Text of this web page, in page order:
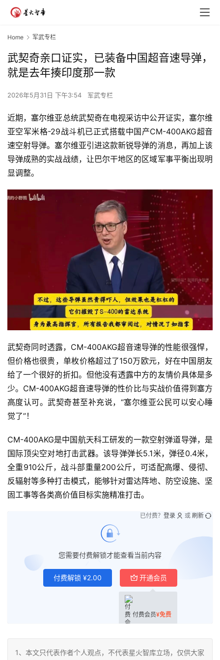
Home 军武专栏
武契奇亲口证实，已装备中国超音速导弹，
就是去年揍印度那一款
2026年5月31日 下午3:54 军武专栏
近期，塞尔维亚总统武契奇在电视采访中公开证实，塞尔维
亚空军米格-29战斗机已正式搭载中国产CM-400AKG超音
速空射导弹。塞尔维亚引进这款新锐导弹的消息，再加上该
导弹成熟的实战战绩，让巴尔干地区的区域军事平衡出现明
显调整。
武契奇同时透露，CM-400AKG超音速导弹的性能很强悍，
但价格也很贵，单枚价格超过了150万欧元，好在中国朋友
给了一个很好的折扣。但他没有透露中方的友情价具体是多
少。CM-400AKG超音速导弹的性价比与实战价值得到塞方
高度认可。武契奇甚至补充说，“塞尔维亚公民可以安心睡
觉了”！
CM-400AKG是中国航天科工研发的一款空射弹道导弹，是
国际顶尖空对地打击武器。该导弹弹长5.1米，弹径0.4米，
全重910公斤，战斗部重量200公斤，可适配高爆、侵彻、
反辐射等多种打击模式，能够针对雷达阵地、防空设施、坚
固工事等各类高价值目标实施精准打击。
您需要付费解锁才能查看当前内容
付费解锁 ¥2.00 开通会员
付费会员¥免费
已付费？ 登录 或 刷新
1、本文只代表作者个人观点，不代表星火智库立场，仅供大家